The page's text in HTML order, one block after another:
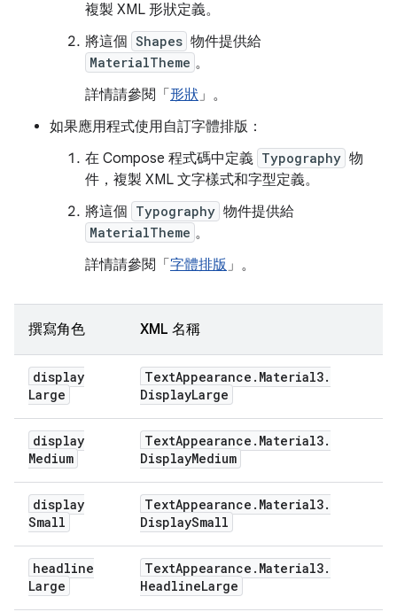
複製 XML 形狀定義。
將這個 Shapes 物件提供給
MaterialTheme 。
詳情請參閱「 形狀」。
如果應用程式使用自訂字體排版：
在 Compose 程式碼中定義 Typography 物
件，複製 XML 文字樣式和字型定義。
將這個 Typography 物件提供給
MaterialTheme 。
詳情請參閱「 字體排版」。
撰寫角色 XML 名稱
display
Large
TextAppearance . Material3.
DisplayLarge
display
Medium
TextAppearance . Material3.
DisplayMedium
display
Small
TextAppearance . Material3.
DisplaySmall
headline
Large
TextAppearance . Material3.
HeadlineLarge